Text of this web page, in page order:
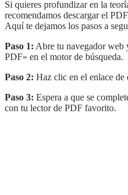
Si quieres profundizar en la teoría del centésimo macaco, te
recomendamos descargar el
Aquí te dejamos los pasos a
Paso 1: Abre tu navegador web
PDF» en el motor de búsqueda.
Paso 2: Haz clic en el enlace de
Paso 3: Espera a que se
con tu lector de PDF favorito.